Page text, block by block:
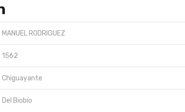
MANUEL RODRIGUEZ
1562
Chiguayante
Del Biobío